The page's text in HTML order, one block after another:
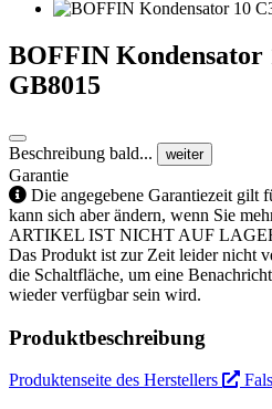
BOFFIN Kondensator
GB8015
Beschreibung bald... weiter
Garantie
Die angegebene Garantiezeit gilt
kann sich aber ändern, wenn Sie
ARTIKEL IST NICHT AUF
Das Produkt ist zur Zeit leider nicht
die Schaltfläche, um eine
wieder verfügbar sein wird.
Produktbeschreibung
Produktenseite des Herstellers